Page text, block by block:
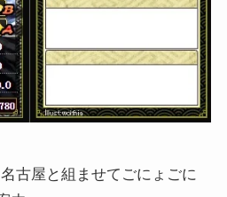
古屋と組ませてごにょごに